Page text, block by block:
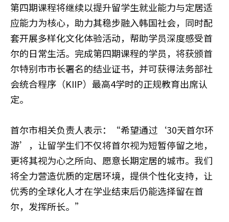
第四期课程将继续以提升留学生就业能力与定居适
应能力为核心，助力其稳步融入韩国社会，同时配
套开展多样化文化体验活动，帮助学员深度感受首
尔的日常生活。完成第四期课程的学员，将获颁首
尔特别市市长署名的结业证书，并可获得法务部社
会统合程序（KIIP）最高4学时的正规教育出席认
定。
首尔市相关负责人表示：“希望通过‘30天首尔环
游’，让留学生们不仅将首尔视为短暂停留之地，
更将其视为心之所向、愿意长期定居的城市。我们
将全力营造优质的定居环境，提供个性化支持，让
优秀的全球化人才在学业结束后仍能选择留在首
尔，发挥所长。”